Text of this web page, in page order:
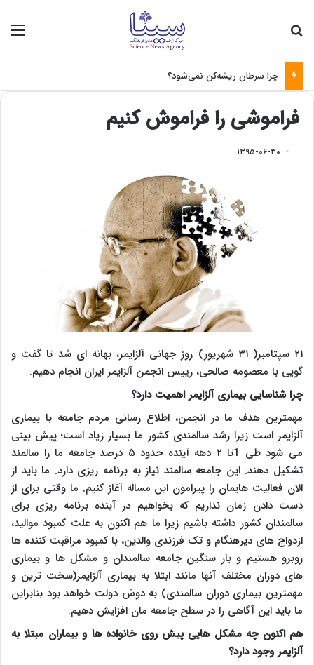
چرا سرطان ریشه‌کن نمی‌شود؟
فراموشی را فراموش کنیم
۱۳۹۵-۰۶-۳۰
۲۱ سپتامبر( ۳۱ شهریور) روز جهانی آلزایمر، بهانه ای شد تا گفت و
گویی با معصومه صالحی، رییس انجمن آلزایمر ایران انجام دهیم.
چرا شناسایی بیماری آلزایمر اهمیت دارد؟
مهمترین هدف ما در انجمن، اطلاع رسانی مردم جامعه با بیماری
آلزایمر است زیرا رشد سالمندی کشور ما بسیار زیاد است؛ پیش بینی
می شود طی 1تا ۲ دهه آینده حدود ۵ درصد جامعه ما را سالمند
تشکیل دهند. این جامعه سالمند نیاز به برنامه ریزی دارد. ما باید از
الان فعالیت هایمان را پیرامون این مساله آغاز کنیم. ما وقتی برای از
دست دادن زمان نداریم که بخواهیم در آینده برنامه ریزی برای
سالمندان کشور داشته باشیم زیرا ما هم اکنون به علت کمبود موالید،
ازدواج های دیرهنگام و تک فرزندی والدین، با کمبود مراقبت کننده ها
روبرو هستیم و بار سنگین جامعه سالمندان و مشکل ها و بیماری
های دوران مختلف آنها مانند ابتلا به بیماری آلزایمر(سخت ترین و
مهمترین بیماری دوران سالمندی) به دوش دولت خواهد بود بنابراین
ما باید این آگاهی را در سطح جامعه مان افزایش دهیم.
هم اکنون چه مشکل هایی پیش روی خانواده ها و بیماران مبتلا به
آلزایمر وجود دارد؟